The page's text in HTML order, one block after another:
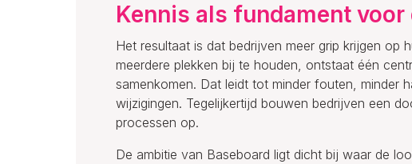
Kennis als fundament
Het resultaat is dat bedrijven meer grip krijgen op
meerdere plekken bij te houden, ontstaat één
samenkomen. Dat leidt tot minder fouten, minder
wijzigingen. Tegelijkertijd bouwen bedrijven een
processen op.
De ambitie van Baseboard ligt dicht bij waar de